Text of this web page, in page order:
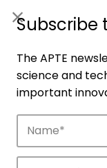
Subscribe
The APTE
science and
important